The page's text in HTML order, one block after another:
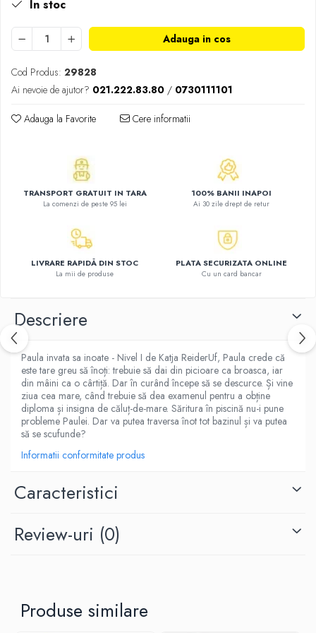
Atlase, dictionare si enciclopedii
Benzi desenate
Carte prescolara
Carti de colorat
Carti pentru copii
Literatura si fictiune
Povesti si povestiri
Dictionare si enciclopedii
Atlase
Dictionare de limba romana
Dictionare tematice
Enciclopedii
Diete si alimentatie sanatoasa
Fitness si frumusete
Diverse
Diverse
Feng Shui
Medicina alternativa
Sa nu razi :((
Drept
Clasici
Literatura de divertisment
In stoc
Adauga in cos
Cod Produs: 29828
Ai nevoie de ajutor? 021.222.83.80 / 0730111101
Adauga la Favorite Cere informatii
TRANSPORT GRATUIT IN TARA
La comenzi de peste 95 lei
100% BANII INAPOI
Ai 30 zile drept de retur
LIVRARE RAPIDĂ DIN STOC
La mii de produse
PLATA SECURIZATA ONLINE
Cu un card bancar
Descriere
Paula invata sa inoate - Nivel I de Katja ReiderUf, Paula crede că
este tare greu să înoți: trebuie să dai din picioare ca broasca, iar
din mâini ca o cârtiță. Dar în curând începe să se descurce. Și vine
ziua cea mare, când trebuie să dea examenul pentru a obține
diploma și insigna de căluț-de-mare. Săritura în piscină nu-i pune
probleme Paulei. Dar va putea traversa înot tot bazinul și va putea
să se scufunde?
Informatii conformitate produs
Caracteristici
Review-uri (0)
Produse similare